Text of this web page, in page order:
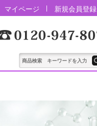
マイページ 新規会員登録